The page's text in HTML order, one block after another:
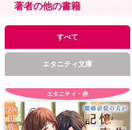
著者の他の書籍
すべて
エタニティ文庫
エタニティ・赤